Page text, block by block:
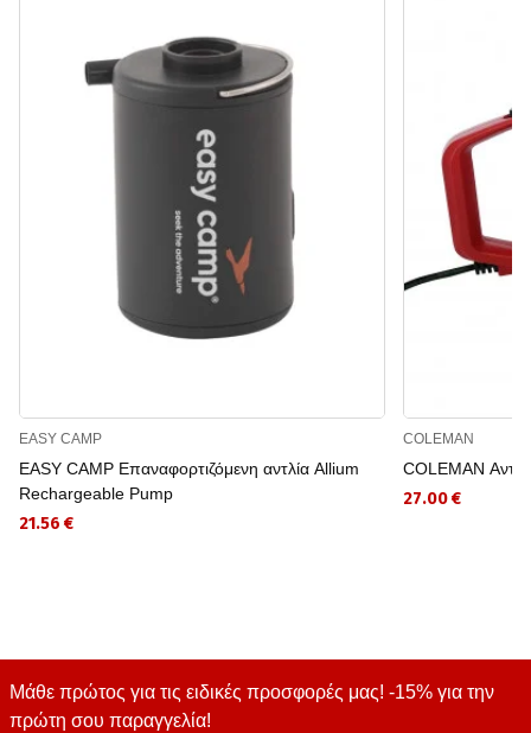
EASY CAMP
EASY CAMP Επαναφορτιζόμενη αντλία Allium
Rechargeable Pump
21.56 €
COLEMAN
COLEMAN
27.00 €
Μάθε πρώτος για τις ειδικές προσφορές μας! -15% για την
πρώτη σου παραγγελία!